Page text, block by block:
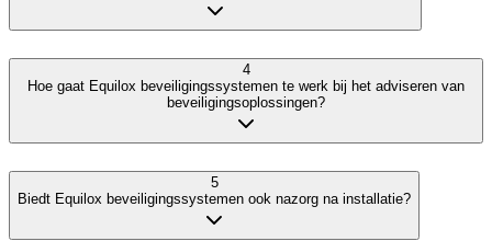
4
Hoe gaat Equilox beveiligingssystemen te werk bij het adviseren van
beveiligingsoplossingen?
5
Biedt Equilox beveiligingssystemen ook nazorg na installatie?